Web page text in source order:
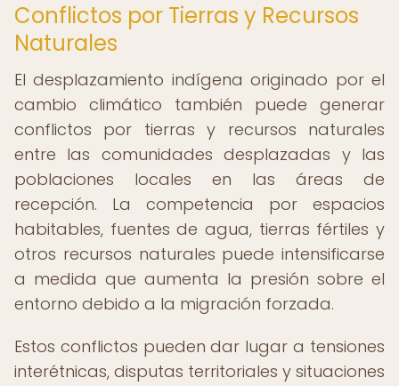
Conflictos por Tierras y Recursos
Naturales
El desplazamiento indígena originado por el
cambio climático también puede generar
conflictos por tierras y recursos naturales
entre las comunidades desplazadas y las
poblaciones locales en las áreas de
recepción. La competencia por espacios
habitables, fuentes de agua, tierras fértiles y
otros recursos naturales puede intensificarse
a medida que aumenta la presión sobre el
entorno debido a la migración forzada.
Estos conflictos pueden dar lugar a tensiones
interétnicas, disputas territoriales y situaciones